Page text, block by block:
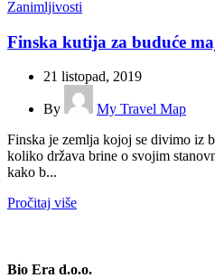
Zanimljivosti
Finska kutija za buduće
21 listopad, 2019
By
My Travel Map
Finska je zemlja kojoj se divimo iz
koliko država brine o svojim
kako b...
Pročitaj više
Bio Era d.o.o.